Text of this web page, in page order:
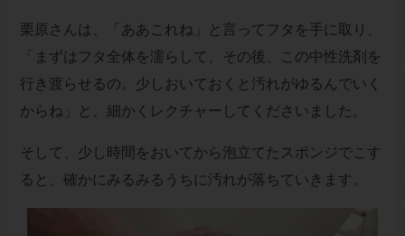
栗原さんは、「ああこれね」と言ってフタを手に取り、
「まずはフタ全体を濡らして、その後、この中性洗剤を
行き渡らせるの。少しおいておくと汚れがゆるんでいく
からね」と、細かくレクチャーしてくださいました。
そして、少し時間をおいてから泡立てたスポンジでこす
ると、確かにみるみるうちに汚れが落ちていきます。